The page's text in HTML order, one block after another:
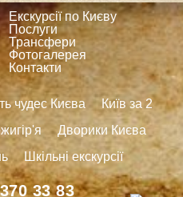
Екскурсії по Києву
Послуги
Трансфери
Фотогалерея
Контакти
чудес Києва
Київ за 2
Дворики Києва
Шкільні екскурсії
33 83